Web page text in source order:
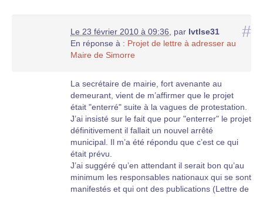
#
Le 23 février 2010 à 09:36 par lvtlse31
En réponse à : Projet de lettre à adresser au
Maire de Simorre
La secrétaire de mairie, fort avenante au
demeurant, vient de m’affirmer que le projet
était "enterré" suite à la vagues de protestation.
J’ai insisté sur le fait que pour "enterrer" le projet
définitivement il fallait un nouvel arrêté
municipal. Il m’a été répondu que c’est ce qui
était prévu.
J’ai suggéré qu’en attendant il serait bon qu’au
minimum les responsables nationaux qui se sont
manifestés et qui ont des publications (Lettre de